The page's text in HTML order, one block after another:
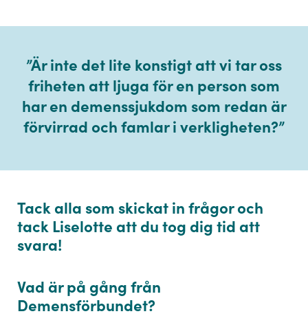
”Är inte det lite konstigt att vi tar oss
friheten att ljuga för en person som
har en demenssjukdom som redan är
förvirrad och famlar i verkligheten?”
Tack alla som skickat in frågor och
tack Liselotte att du tog dig tid att
svara!
Vad är på gång från
Demensförbundet?